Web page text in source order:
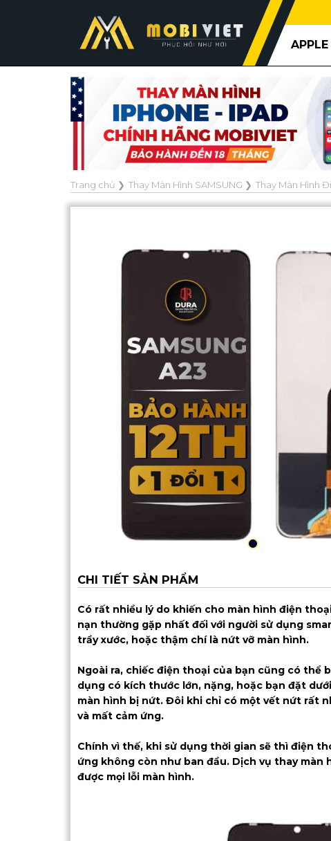
APPLE
Trang chủ ❯ Thay Màn Hình SAMSUNG ❯ Thay Màn Hình
CHI TIẾT SẢN PHẨM
Có rất nhiều lý do khiến cho màn hình điện
nạn thường gặp nhất đối với người sử dụng
trầy xước, hoặc thậm chí là nứt vỡ màn hình.
Ngoài ra, chiếc điện thoại của bạn cũng có thể
dụng có kích thước lớn, nặng, hoặc bạn đặt
màn hình bị nứt. Đôi khi chỉ có một vết nứt rất
và mất cảm ứng.
Chính vì thế, khi sử dụng thời gian sẽ thì điện
ứng không còn như ban đầu. Dịch vụ thay màn
được mọi lỗi màn hình.